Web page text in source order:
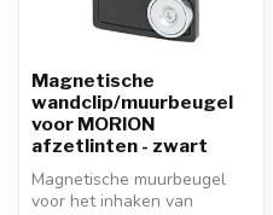
Magnetische
wandclip/muurbeugel
voor MORION
afzetlinten - zwart
Magnetische muurbeugel
voor het inhaken van